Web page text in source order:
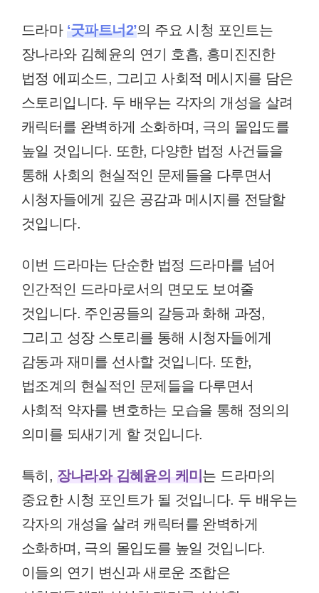
드라마 ‘굿파트너2’의 주요 시청 포인트는
장나라와 김혜윤의 연기 호흡, 흥미진진한
법정 에피소드, 그리고 사회적 메시지를 담은
스토리입니다. 두 배우는 각자의 개성을 살려
캐릭터를 완벽하게 소화하며, 극의 몰입도를
높일 것입니다. 또한, 다양한 법정 사건들을
통해 사회의 현실적인 문제들을 다루면서
시청자들에게 깊은 공감과 메시지를 전달할
것입니다.
이번 드라마는 단순한 법정 드라마를 넘어
인간적인 드라마로서의 면모도 보여줄
것입니다. 주인공들의 갈등과 화해 과정,
그리고 성장 스토리를 통해 시청자들에게
감동과 재미를 선사할 것입니다. 또한,
법조계의 현실적인 문제들을 다루면서
사회적 약자를 변호하는 모습을 통해 정의의
의미를 되새기게 할 것입니다.
특히, 장나라와 김혜윤의 케미 는 드라마의
중요한 시청 포인트가 될 것입니다. 두 배우는
각자의 개성을 살려 캐릭터를 완벽하게
소화하며, 극의 몰입도를 높일 것입니다.
이들의 연기 변신과 새로운 조합은